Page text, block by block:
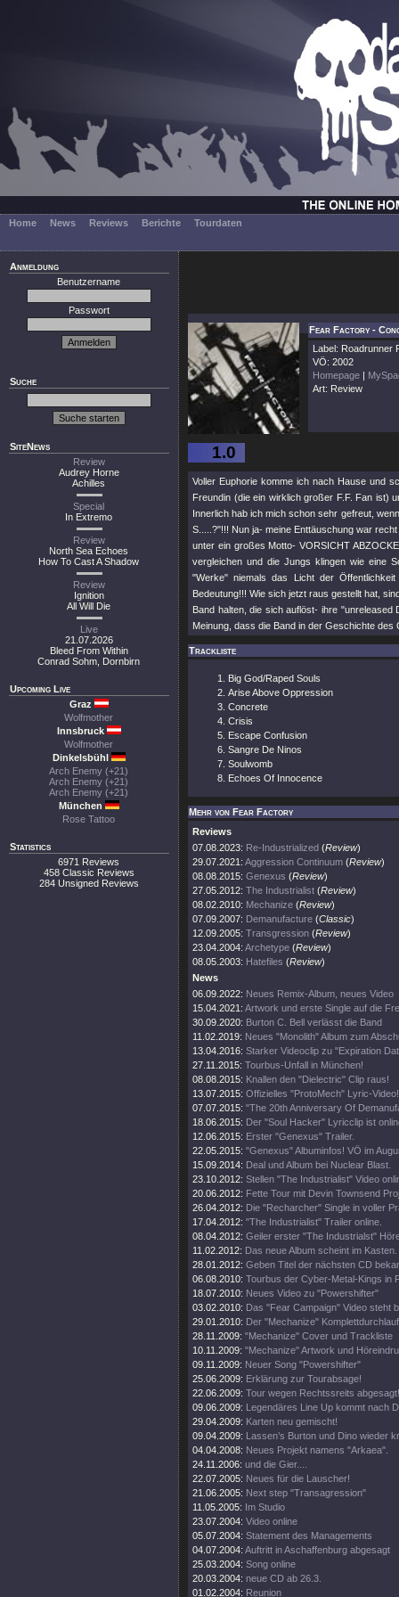
Home News Reviews Berichte Tourdaten
Anmeldung
Benutzername
Passwort
Suche
SiteNews
Review
Audrey Horne
Achilles
Special
In Extremo
Review
North Sea Echoes
How To Cast A Shadow
Review
Ignition
All Will Die
Live
21.07.2026
Bleed From Within
Conrad Sohm, Dornbirn
Upcoming Live
Graz
Wolfmother
Innsbruck
Wolfmother
Dinkelsbühl
Arch Enemy (+21)
Arch Enemy (+21)
Arch Enemy (+21)
München
Rose Tattoo
Statistics
6971 Reviews
458 Classic Reviews
284 Unsigned Reviews
Fear Factory -
Label: Roadrunner
VÖ: 2002
Homepage |
Art: Review
1.0
Voller Euphorie komme ich nach Hause und
Freundin (die ein wirklich großer F.F. Fan ist)
Innerlich hab ich mich schon sehr gefreut,
S.....?"!!! Nun ja- meine Enttäuschung war
unter ein großes Motto- VORSICHT
vergleichen und die Jungs klingen wie eine
"Werke" niemals das Licht der
Bedeutung!!! Wie sich jetzt raus gestellt hat,
Band halten, die sich auflöst- ihre
Meinung, dass die Band in der Geschichte des
Trackliste
Big God/Raped Souls
Arise Above Oppression
Concrete
Crisis
Escape Confusion
Sangre De Ninos
Soulwomb
Echoes Of Innocence
Mehr von Fear Factory
Reviews
07.08.2023: Re-Industrialized (Review)
29.07.2021: Aggression Continuum (Review)
08.08.2015: Genexus (Review)
27.05.2012: The Industrialist (Review)
08.02.2010: Mechanize (Review)
07.09.2007: Demanufacture (Classic)
12.09.2005: Transgression (Review)
23.04.2004: Archetype (Review)
08.05.2003: Hatefiles (Review)
News
06.09.2022: Neues Remix-Album, neues Video
15.04.2021: Artwork und erste Single auf die
30.09.2020: Burton C. Bell verlässt die Band
11.02.2019: Neues "Monolith" Album zum
13.04.2016: Starker Videoclip zu "Expiration
27.11.2015: Tourbus-Unfall in München!
08.08.2015: Knallen den "Dielectric" Clip raus!
13.07.2015: Offizielles "ProtoMech" Lyric-Video!
07.07.2015: "The 20th Anniversary Of
18.06.2015: Der "Soul Hacker" Lyricclip ist
12.06.2015: Erster "Genexus" Trailer.
22.05.2015: "Genexus" Albuminfos! VÖ im
15.09.2014: Deal und Album bei Nuclear Blast.
23.10.2012: Stellen "The Industrialist" Video
20.06.2012: Fette Tour mit Devin Townsend
26.04.2012: Die "Recharcher" Single in voller
17.04.2012: "The Industrialist" Trailer online.
08.04.2012: Geiler erster "The Industrialst"
11.02.2012: Das neue Album scheint im Kasten.
28.01.2012: Geben Titel der nächsten CD
06.08.2010: Tourbus der Cyber-Metal-Kings in
18.07.2010: Neues Video zu "Powershifter"
03.02.2010: Das "Fear Campaign" Video steht
29.01.2010: Der "Mechanize"
28.11.2009: "Mechanize" Cover und Trackliste
10.11.2009: "Mechanize" Artwork und
09.11.2009: Neuer Song "Powershifter"
25.06.2009: Erklärung zur Tourabsage!
22.06.2009: Tour wegen Rechtssreits abgesagt!
09.06.2009: Legendäres Line Up kommt nach
29.04.2009: Karten neu gemischt!
09.04.2009: Lassen’s Burton und Dino wieder
04.04.2008: Neues Projekt namens "Arkaea".
24.11.2006: und die Gier....
22.07.2005: Neues für die Lauscher!
21.06.2005: Next step "Transagression"
11.05.2005: Im Studio
23.07.2004: Video online
05.07.2004: Statement des Managements
04.07.2004: Auftritt in Aschaffenburg abgesagt
25.03.2004: Song online
20.03.2004: neue CD ab 26.3.
01.02.2004: Reunion